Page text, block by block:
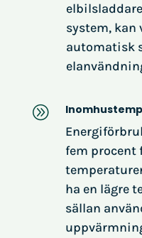
system,
automatisk
A
fem procent
ha en lägre
sällan